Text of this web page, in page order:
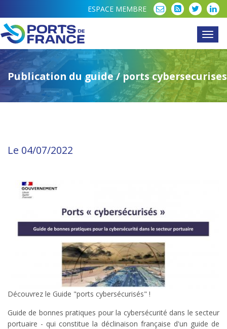
ESPACE MEMBRE
Publication du guide / ports cybersecurises
Le 04/07/2022
Découvrez le Guide "ports cybersécurisés" !
Guide de bonnes pratiques pour la cybersécurité dans le secteur
portuaire - qui constitue la déclinaison française d'un guide de